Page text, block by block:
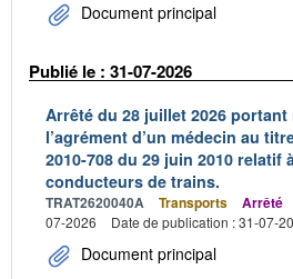
Document principal
Publié le : 31-07-2026
Arrêté du 28 juillet 2026
l’agrément d’un médecin au
2010-708 du 29 juin 2010
conducteurs de trains.
TRAT2620040A Transports Arrêté
07-2026
Date de publication : 31-07-
Document principal